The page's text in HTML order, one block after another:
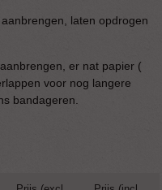
laten opdrogen
er nat papier (
voor nog langere
bandageren.